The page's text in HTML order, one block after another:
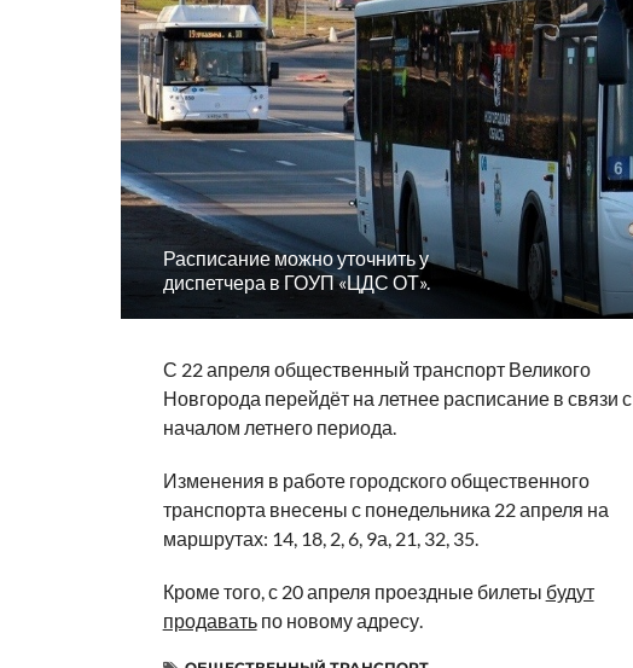
Расписание можно уточнить у
диспетчера в ГОУП «ЦДС ОТ».
С 22 апреля общественный транспорт Великого
Новгорода перейдёт на летнее расписание в связи с
началом летнего периода.
Изменения в работе городского общественного
транспорта внесены с понедельника 22 апреля на
маршрутах: 14, 18, 2, 6, 9а, 21, 32, 35.
Кроме того, с 20 апреля проездные билеты будут
продаватьпо новому адресу.